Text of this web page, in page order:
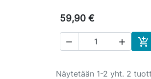
59,90 €
  
Näytetään 1-2 yht. 2